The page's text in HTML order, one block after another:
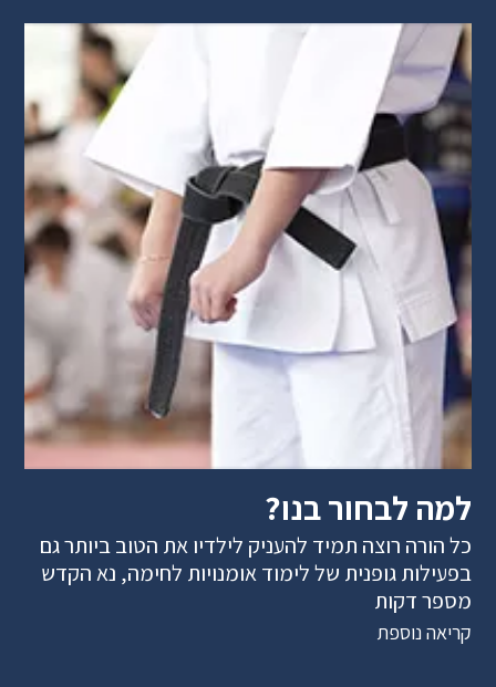
למה לבחור בנו?
כל הורה רוצה תמיד להעניק לילדיו את הטוב ביותר גם
בפעילות גופנית של לימוד אומנויות לחימה, נא הקדש
מספר דקות
קריאה נוספת